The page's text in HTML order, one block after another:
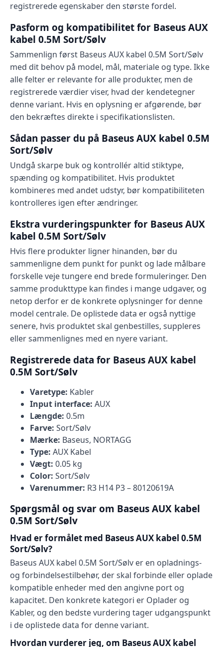
registrerede egenskaber den største fordel.
Pasform og kompatibilitet for Baseus AUX
kabel 0.5M Sort/Sølv
Sammenlign først Baseus AUX kabel 0.5M Sort/Sølv
med dit behov på model, mål, materiale og type. Ikke
alle felter er relevante for alle produkter, men de
registrerede værdier viser, hvad der kendetegner
denne variant. Hvis en oplysning er afgørende, bør
den bekræftes direkte i specifikationslisten.
Sådan passer du på Baseus AUX kabel 0.5M
Sort/Sølv
Undgå skarpe buk og kontrollér altid stiktype,
spænding og kompatibilitet. Hvis produktet
kombineres med andet udstyr, bør kompatibiliteten
kontrolleres igen efter ændringer.
Ekstra vurderingspunkter for Baseus AUX
kabel 0.5M Sort/Sølv
Hvis flere produkter ligner hinanden, bør du
sammenligne dem punkt for punkt og lade målbare
forskelle veje tungere end brede formuleringer. Den
samme produkttype kan findes i mange udgaver, og
netop derfor er de konkrete oplysninger for denne
model centrale. De oplistede data er også nyttige
senere, hvis produktet skal genbestilles, suppleres
eller sammenlignes med en nyere variant.
Registrerede data for Baseus AUX kabel
0.5M Sort/Sølv
Varetype: Kabler
Input interface: AUX
Længde: 0.5m
Farve: Sort/Sølv
Mærke: Baseus, NORTAGG
Type: AUX Kabel
Vægt: 0.05 kg
Color: Sort/Sølv
Varenummer: R3 H14 P3 – 80120619A
Spørgsmål og svar om Baseus AUX kabel
0.5M Sort/Sølv
Hvad er formålet med Baseus AUX kabel 0.5M
Sort/Sølv?
Baseus AUX kabel 0.5M Sort/Sølv er en opladnings-
og forbindelsestilbehør, der skal forbinde eller oplade
kompatible enheder med den angivne port og
kapacitet. Den konkrete kategori er Oplader og
Kabler, og den bedste vurdering tager udgangspunkt
i de oplistede data for denne variant.
Hvordan vurderer jeg, om Baseus AUX kabel